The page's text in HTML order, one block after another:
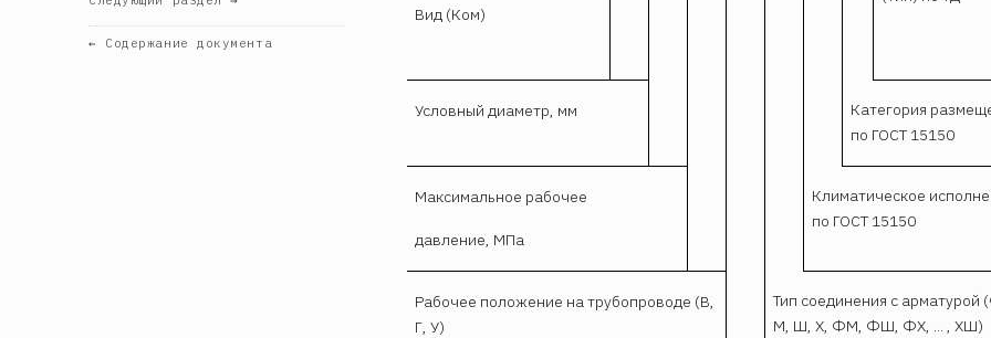
← Содержание документа
Вид (Ком)
Условный диаметр, мм
Категория
по ГОСТ 15150
Максимальное рабочее
давление, МПа
Климатическое
по ГОСТ 15150
Рабочее положение на трубопроводе (В,
Г, У)
Тип соединения с арматурой
М, Ш, X, ФМ, ФШ, ФХ, ... , ХШ)